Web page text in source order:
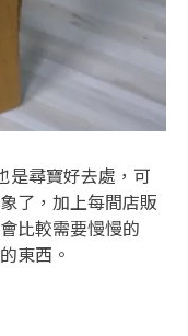
是尋寶好去處，可
了，加上每間店販
比較需要慢慢的
東西。